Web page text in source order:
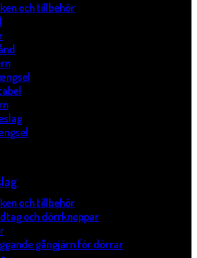
och tillbehör
och tillbehör
och dörrknoppar
gångjärn för dörrar